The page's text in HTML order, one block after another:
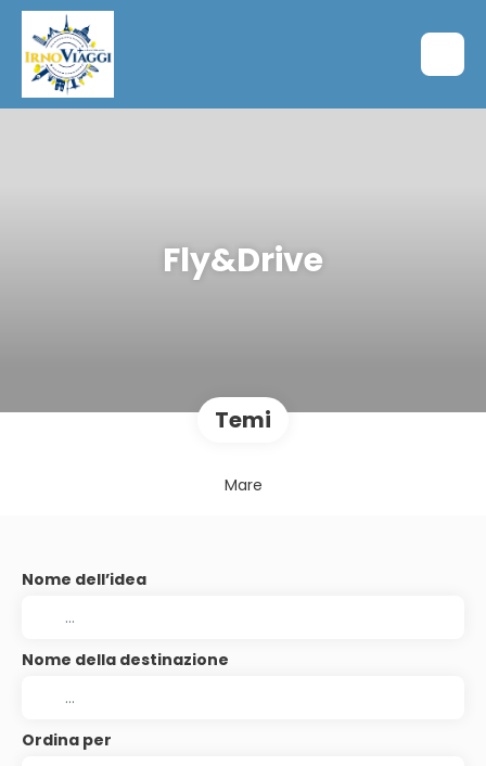
Fly&Drive
Temi
Mare
Nome dell’idea
Nome della destinazione
Ordina per